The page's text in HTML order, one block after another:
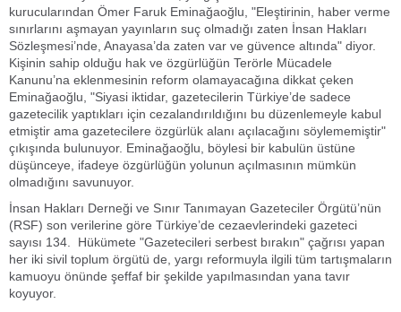
kurucularından Ömer Faruk Eminağaoğlu, "Eleştirinin, haber verme
sınırlarını aşmayan yayınların suç olmadığı zaten İnsan Hakları
Sözleşmesi’nde, Anayasa’da zaten var ve güvence altında" diyor.
Kişinin sahip olduğu hak ve özgürlüğün Terörle Mücadele
Kanunu’na eklenmesinin reform olamayacağına dikkat çeken
Eminağaoğlu, "Siyasi iktidar, gazetecilerin Türkiye’de sadece
gazetecilik yaptıkları için cezalandırıldığını bu düzenlemeyle kabul
etmiştir ama gazetecilere özgürlük alanı açılacağını söylememiştir"
çıkışında bulunuyor. Eminağaoğlu, böylesi bir kabulün üstüne
düşünceye, ifadeye özgürlüğün yolunun açılmasının mümkün
olmadığını savunuyor.
İnsan Hakları Derneği ve Sınır Tanımayan Gazeteciler Örgütü’nün
(RSF) son verilerine göre Türkiye’de cezaevlerindeki gazeteci
sayısı 134. Hükümete "Gazetecileri serbest bırakın" çağrısı yapan
her iki sivil toplum örgütü de, yargı reformuyla ilgili tüm tartışmaların
kamuoyu önünde şeffaf bir şekilde yapılmasından yana tavır
koyuyor.